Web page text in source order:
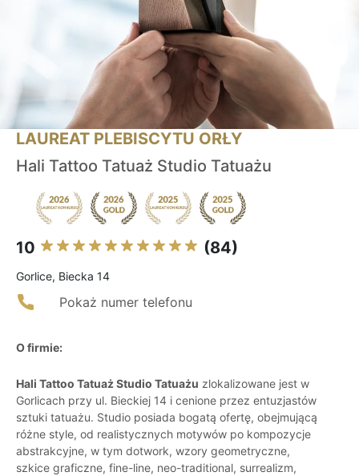
LAUREAT PLEBISCYTU ORŁY
Hali Tattoo Tatuaż Studio Tatuażu
10 (84)
Gorlice, Biecka 14
Pokaż numer telefonu
O firmie:
Hali Tattoo Tatuaż Studio Tatuażu zlokalizowane jest w
Gorlicach przy ul. Bieckiej 14 i cenione przez entuzjastów
sztuki tatuażu. Studio posiada bogatą ofertę, obejmującą
różne style, od realistycznych motywów po kompozycje
abstrakcyjne, w tym dotwork, wzory geometryczne,
szkice graficzne, fine-line, neo-traditional, surrealizm,